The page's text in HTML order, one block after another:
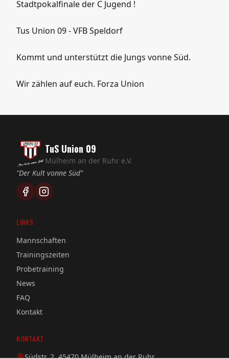
Stadtpokalfinale der C Jugend !
Tus Union 09 - VFB Speldorf
Kommt und unterstützt die Jungs vonne Süd.
Wir zählen auf euch. Forza Union
TuS Union 09
Mülheim an der Ruhr e.V.
"Der Kult vonne Süd"
LINKS
Mannschaften
Trainingszeiten
Probetraining
News
FAQ
Kontakt
KONTAKT
Südstr. 2, 45470 Mülheim an der Ruhr